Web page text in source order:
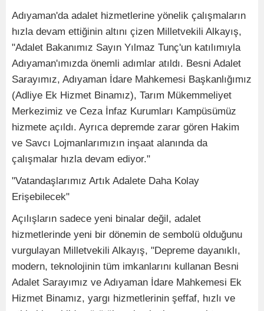
Adıyaman'da adalet hizmetlerine yönelik çalışmaların
hızla devam ettiğinin altını çizen Milletvekili Alkayış,
"Adalet Bakanımız Sayın Yılmaz Tunç'un katılımıyla
Adıyaman'ımızda önemli adımlar atıldı. Besni Adalet
Sarayımız, Adıyaman İdare Mahkemesi Başkanlığımız
(Adliye Ek Hizmet Binamız), Tarım Mükemmeliyet
Merkezimiz ve Ceza İnfaz Kurumları Kampüsümüz
hizmete açıldı. Ayrıca depremde zarar gören Hakim
ve Savcı Lojmanlarımızın inşaat alanında da
çalışmalar hızla devam ediyor."
"Vatandaşlarımız Artık Adalete Daha Kolay
Erişebilecek"
Açılışların sadece yeni binalar değil, adalet
hizmetlerinde yeni bir dönemin de sembolü olduğunu
vurgulayan Milletvekili Alkayış, "Depreme dayanıklı,
modern, teknolojinin tüm imkanlarını kullanan Besni
Adalet Sarayımız ve Adıyaman İdare Mahkemesi Ek
Hizmet Binamız, yargı hizmetlerinin şeffaf, hızlı ve